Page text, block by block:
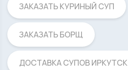
ЗАКАЗАТЬ КУРИНЫЙ СУП
ЗАКАЗАТЬ БОРЩ
ДОСТАВКА СУПОВ ИРКУТСК